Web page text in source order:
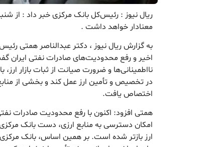
ریال نیوز : رئیس‌کل بانک مرکزی خبر داد : از
معنادار خواهد داشت .
به گزارش ریال نیوز ، دکتر عبدالناصر همتی
اخیر و رفع محدودیت‌های صادرات نفتی ایران
نااطمینانی‌ها و ضرورت صیانت از ثبات بازار
در تخصیص و تأمین ارز عمل کند و بخشی از
اختصاص یافت.
همتی افزود: اکنون با رفع محدودیت صادرات
امکان دسترسی به منابع ارزی، دست بانک
ارز بازتر شده است. بر همین اساس، بانک